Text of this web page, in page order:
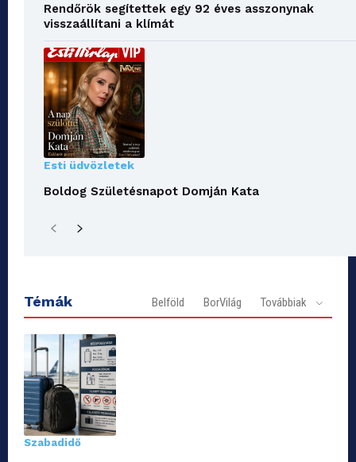
Rendőrök segítettek egy 92 éves asszonynak
visszaállítani a klímát
Esti üdvözletek
Boldog Születésnapot Domján Kata
Témák Belföld BorVilág Továbbiak
Szabadidő